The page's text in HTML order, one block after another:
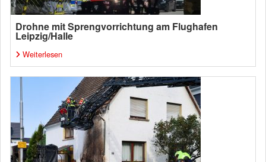
Drohne mit Sprengvorrichtung am Flughafen
Leipzig/Halle
Weiterlesen